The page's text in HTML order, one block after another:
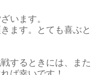
います。
ます。とても喜ぶと
するときには、また